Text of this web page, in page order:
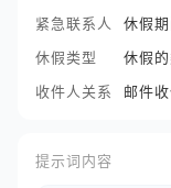
紧急联系人
休假
休假类型
休假
收件人关系
邮件
提示词内容